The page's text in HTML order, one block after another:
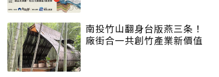
南投竹山翻身台版燕三条！
廠街合一共創竹產業新價值